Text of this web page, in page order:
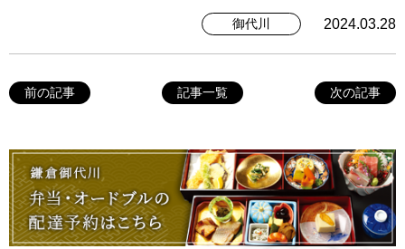
御代川 2024.03.28
前の記事 記事一覧 次の記事